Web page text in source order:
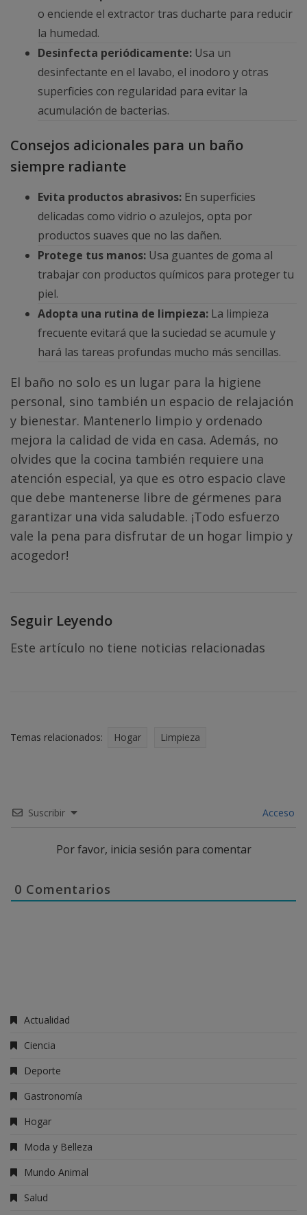
o enciende el extractor tras ducharte para reducir
la humedad.
Desinfecta periódicamente: Usa un
desinfectante en el lavabo, el inodoro y otras
superficies con regularidad para evitar la
acumulación de bacterias.
Consejos adicionales para un baño
siempre radiante
Evita productos abrasivos: En superficies
delicadas como vidrio o azulejos, opta por
productos suaves que no las dañen.
Protege tus manos: Usa guantes de goma al
trabajar con productos químicos para proteger tu
piel.
Adopta una rutina de limpieza: La limpieza
frecuente evitará que la suciedad se acumule y
hará las tareas profundas mucho más sencillas.
El baño no solo es un lugar para la higiene
personal, sino también un espacio de relajación
y bienestar. Mantenerlo limpio y ordenado
mejora la calidad de vida en casa. Además, no
olvides que la cocina también requiere una
atención especial, ya que es otro espacio clave
que debe mantenerse libre de gérmenes para
garantizar una vida saludable. ¡Todo esfuerzo
vale la pena para disfrutar de un hogar limpio y
acogedor!
Seguir Leyendo
Este artículo no tiene noticias relacionadas
Temas relacionados: Hogar Limpieza
Suscribir Acceso
Por favor, inicia sesión para comentar
0 Comentarios
Actualidad
Ciencia
Deporte
Gastronomía
Hogar
Moda y Belleza
Mundo Animal
Salud